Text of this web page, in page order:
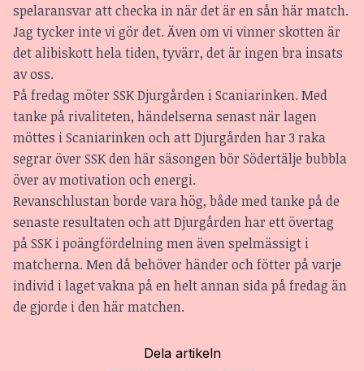
spelaransvar att checka in när det är en sån här match.
Jag tycker inte vi gör det. Även om vi vinner skotten är
det alibiskott hela tiden, tyvärr, det är ingen bra insats
av oss.
På fredag möter SSK Djurgården i Scaniarinken. Med
tanke på rivaliteten, händelserna senast när lagen
möttes i Scaniarinken och att Djurgården har 3 raka
segrar över SSK den här säsongen bör Södertälje bubbla
över av motivation och energi.
Revanschlustan borde vara hög, både med tanke på de
senaste resultaten och att Djurgården har ett övertag
på SSK i poängfördelning men även spelmässigt i
matcherna. Men då behöver händer och fötter på varje
individ i laget vakna på en helt annan sida på fredag än
de gjorde i den här matchen.
Dela artikeln